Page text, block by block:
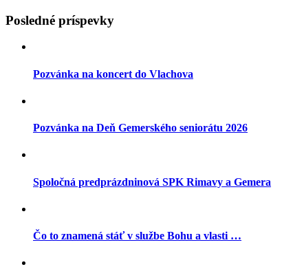
Posledné príspevky
Pozvánka na koncert do Vlachova
Pozvánka na Deň Gemerského seniorátu 2026
Spoločná predprázdninová SPK Rimavy a Gemera
Čo to znamená stáť v službe Bohu a vlasti …